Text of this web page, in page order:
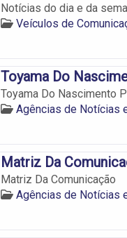
Notícias do dia e da
Veículos de
Toyama Do
Toyama Do Nascimento
Agências de Notícias
Matriz Da
Matriz Da Comunicação
Agências de Notícias